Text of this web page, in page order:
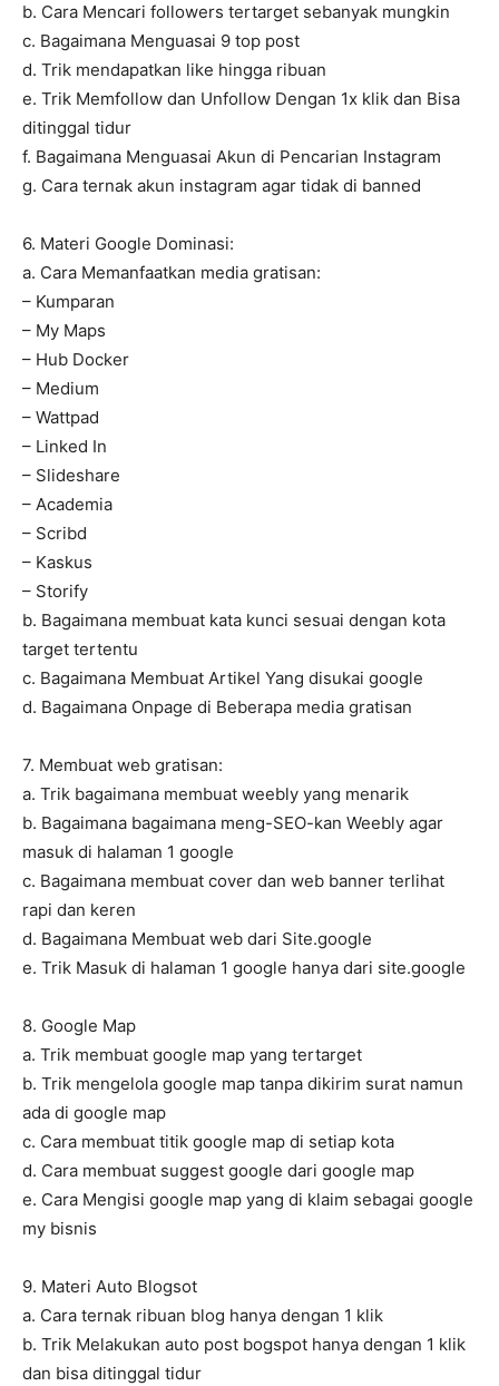
b. Cara Mencari followers tertarget sebanyak mungkin
c. Bagaimana Menguasai 9 top post
d. Trik mendapatkan like hingga ribuan
e. Trik Memfollow dan Unfollow Dengan 1x klik dan Bisa
ditinggal tidur
f. Bagaimana Menguasai Akun di Pencarian Instagram
g. Cara ternak akun instagram agar tidak di banned
6. Materi Google Dominasi:
a. Cara Memanfaatkan media gratisan:
– Kumparan
– My Maps
– Hub Docker
– Medium
– Wattpad
– Linked In
– Slideshare
– Academia
– Scribd
– Kaskus
– Storify
b. Bagaimana membuat kata kunci sesuai dengan kota
target tertentu
c. Bagaimana Membuat Artikel Yang disukai google
d. Bagaimana Onpage di Beberapa media gratisan
7. Membuat web gratisan:
a. Trik bagaimana membuat weebly yang menarik
b. Bagaimana bagaimana meng-SEO-kan Weebly agar
masuk di halaman 1 google
c. Bagaimana membuat cover dan web banner terlihat
rapi dan keren
d. Bagaimana Membuat web dari Site.google
e. Trik Masuk di halaman 1 google hanya dari site.google
8. Google Map
a. Trik membuat google map yang tertarget
b. Trik mengelola google map tanpa dikirim surat namun
ada di google map
c. Cara membuat titik google map di setiap kota
d. Cara membuat suggest google dari google map
e. Cara Mengisi google map yang di klaim sebagai google
my bisnis
9. Materi Auto Blogsot
a. Cara ternak ribuan blog hanya dengan 1 klik
b. Trik Melakukan auto post bogspot hanya dengan 1 klik
dan bisa ditinggal tidur